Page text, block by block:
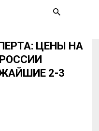
ЦЕНЫ НА
2-3